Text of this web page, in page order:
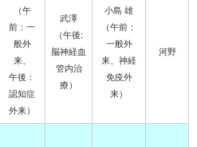
（午
前：一
般外
来、
午後：
認知症
外来）
武澤
（午後:
脳神経血
管内治
療）
小島 雄
（午前：
一般外
来、神経
免疫外
来）
河野